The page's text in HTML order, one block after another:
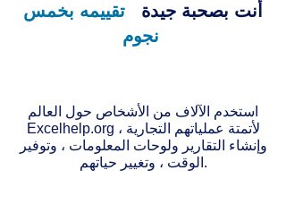
أنت بصحبة جيدة
تقييمه بخمس
نجوم
استخدم الآلاف من الأشخاص حول العالم
Excelhelp.org لأتمتة عملياتهم التجارية ،
وإنشاء التقارير ولوحات المعلومات ، وتوفير
الوقت ، وتغيير حياتهم.